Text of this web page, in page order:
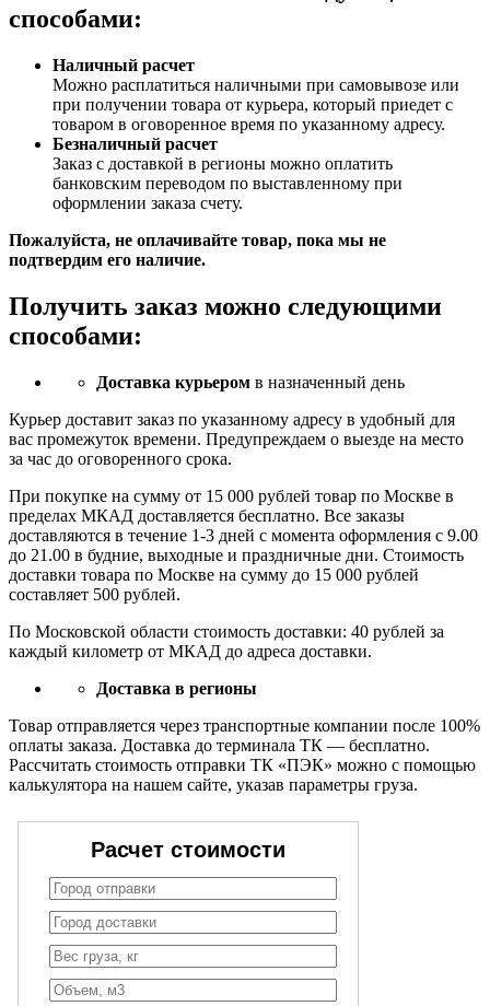
способами:
Наличный расчет
Можно расплатиться наличными при самовывозе или
при получении товара от курьера, который приедет с
товаром в оговоренное время по указанному адресу.
Безналичный расчет
Заказ c доставкой в регионы можно оплатить
банковским переводом по выставленному при
оформлении заказа счету.
Пожалуйста, не оплачивайте товар, пока мы не
подтвердим его наличие.
Получить заказ можно следующими
способами:
Доставка курьером в назначенный день
Курьер доставит заказ по указанному адресу в удобный для
вас промежуток времени. Предупреждаем о выезде на место
за час до оговоренного срока.
При покупке на сумму от 15 000 рублей товар по Москве в
пределах МКАД доставляется бесплатно. Все заказы
доставляются в течение 1-3 дней с момента оформления с 9.00
до 21.00 в будние, выходные и праздничные дни. Стоимость
доставки товара по Москве на сумму до 15 000 рублей
составляет 500 рублей.
По Московской области стоимость доставки: 40 рублей за
каждый километр от МКАД до адреса доставки.
Доставка в регионы
Товар отправляется через транспортные компании после 100%
оплаты заказа. Доставка до терминала ТК — бесплатно.
Рассчитать стоимость отправки ТК «ПЭК» можно с помощью
калькулятора на нашем сайте, указав параметры груза.